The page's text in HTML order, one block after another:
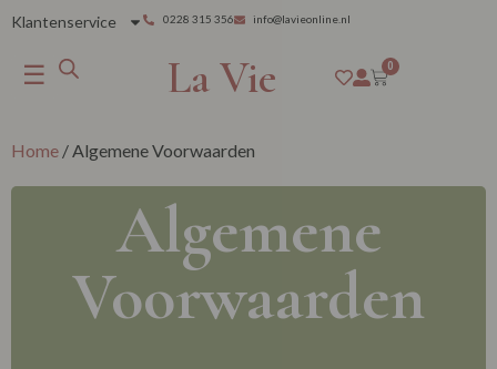
Klantenservice 0228 315 356 info@lavieonline.nl
☰ La Vie 0
Home / Algemene Voorwaarden
Algemene
Voorwaarden